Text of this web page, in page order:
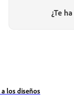
¿Te
los diseños